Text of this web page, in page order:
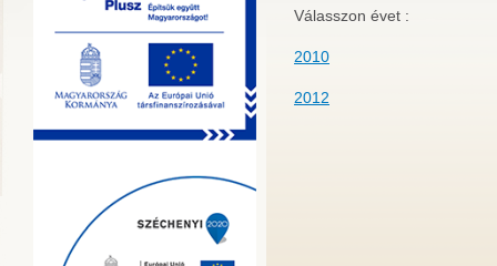
Válasszon évet :
2010
2012